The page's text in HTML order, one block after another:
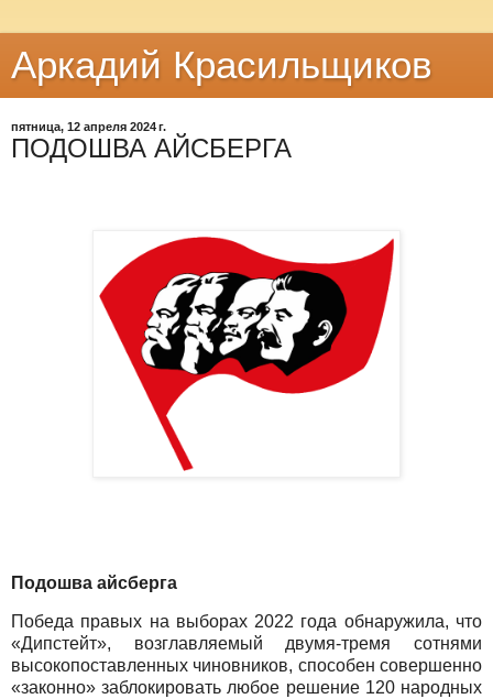
Аркадий Красильщиков
пятница, 12 апреля 2024 г.
ПОДОШВА АЙСБЕРГА
Подошва айсберга
Победа правых на выборах 2022 года обнаружила, что
«Дипстейт», возглавляемый двумя-тремя сотнями
высокопоставленных чиновников, способен совершенно
«законно» заблокировать любое решение 120 народных